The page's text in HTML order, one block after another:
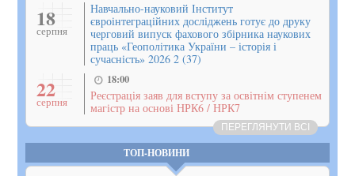
18
серпня
Навчально-науковий Інститут
євроінтеграційних досліджень готує до друку
черговий випуск фахового збірника наукових
праць «Геополітика України – історія і
сучасність» 2026 2 (37)
22
серпня
18:00
Реєстрація заяв для вступу за освітнім ступенем
магістр на основі НРК6 / НРК7
ПЕРЕГЛЯНУТИ ВСІ
ТОП-НОВИНИ